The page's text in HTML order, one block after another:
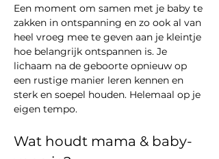
Een moment om samen met je baby te
zakken in ontspanning en zo ook al van
heel vroeg mee te geven aan je kleintje
hoe belangrijk ontspannen is. Je
lichaam na de geboorte opnieuw op
een rustige manier leren kennen en
sterk en soepel houden. Helemaal op je
eigen tempo.
Wat houdt mama & baby-